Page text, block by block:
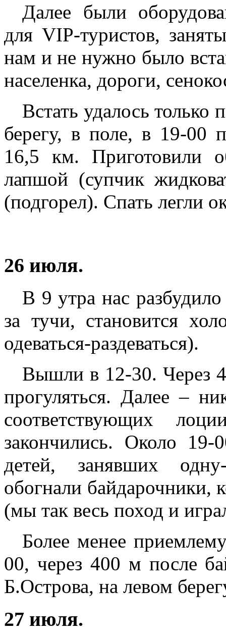
Далее были
дляVIP-туристов,
нам и не нужно было
населенка, дороги,
Встать удалось только
берегу, в поле, в 19-00
16,5 км. Приготовили
лапшой (супчик
(подгорел). Спать легли
26 июля.
В 9 утра нас
за тучи, становится
одеваться-раздеваться).
Вышли в 12-30. Через
прогуляться. Далее –
соответствующих
закончились. Около
детей, занявших
обогнали байдарочники,
(мы так весь поход и
Более менее
00, через 400 м после
Б.Острова, на левом
27 июля.